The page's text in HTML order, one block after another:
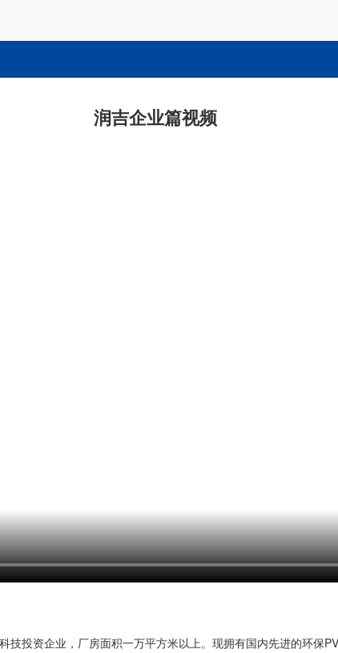
润吉企业篇视频
投资企业，厂房面积一万平方米以上。现拥有国内先进的环保